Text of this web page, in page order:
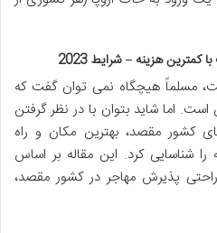
کمترین هزینه – شرایط 2023
مسلماً هیچگاه نمی توان گفت که
اما شاید بتوان با در نظر گرفتن
کشور مقصد، بهترین مکان و راه
را شناسایی کرد. این مقاله بر اساس
پذیرش مهاجر در کشور مقصد،